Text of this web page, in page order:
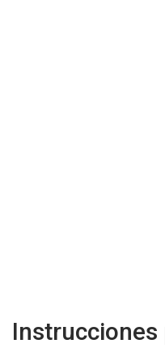
Instrucciones